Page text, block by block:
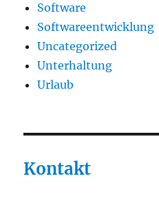
Software
Softwareentwicklung
Uncategorized
Unterhaltung
Urlaub
Kontakt